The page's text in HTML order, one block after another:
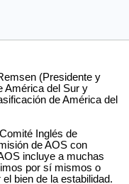
(Presidente y
América del Sur y
de América del
Inglés de
de AOS con
incluye a muchas
por sí mismos o
bien de la estabilidad.